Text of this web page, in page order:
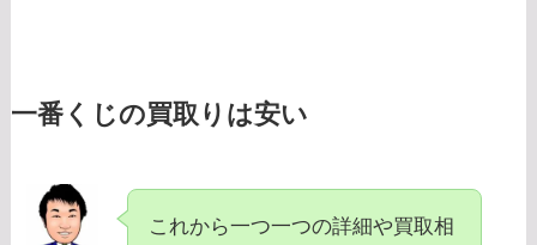
一番くじの買取りは安い
これから一つ一つの詳細や買取相